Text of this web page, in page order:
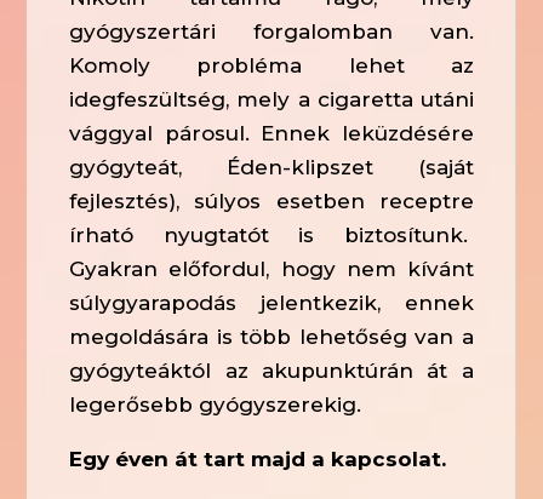
gyógyszertári forgalomban van.
Komoly probléma lehet az
idegfeszültség, mely a cigaretta utáni
vággyal párosul. Ennek leküzdésére
gyógyteát, Éden-klipszet (saját
fejlesztés), súlyos esetben receptre
írható nyugtatót is biztosítunk.
Gyakran előfordul, hogy nem kívánt
súlygyarapodás jelentkezik, ennek
megoldására is több lehetőség van a
gyógyteáktól az akupunktúrán át a
legerősebb gyógyszerekig.
Egy éven át tart majd a kapcsolat.